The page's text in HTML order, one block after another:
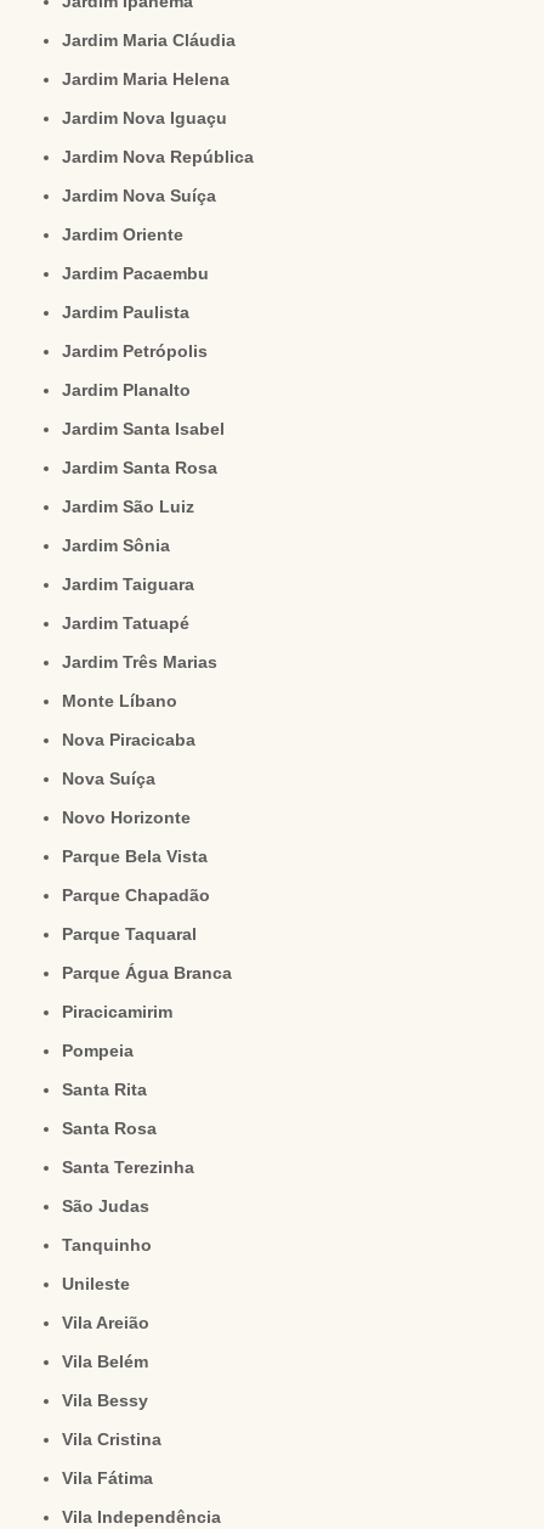
Jardim Maria Cláudia
Jardim Maria Helena
Jardim Nova Iguaçu
Jardim Nova República
Jardim Nova Suíça
Jardim Oriente
Jardim Pacaembu
Jardim Paulista
Jardim Petrópolis
Jardim Planalto
Jardim Santa Isabel
Jardim Santa Rosa
Jardim São Luiz
Jardim Sônia
Jardim Taiguara
Jardim Tatuapé
Jardim Três Marias
Monte Líbano
Nova Piracicaba
Nova Suíça
Novo Horizonte
Parque Bela Vista
Parque Chapadão
Parque Taquaral
Parque Água Branca
Piracicamirim
Pompeia
Santa Rita
Santa Rosa
Santa Terezinha
São Judas
Tanquinho
Unileste
Vila Areião
Vila Belém
Vila Bessy
Vila Cristina
Vila Fátima
Vila Independência